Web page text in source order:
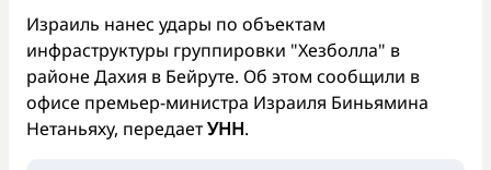
Израиль нанес удары по объектам
инфраструктуры группировки "Хезболла" в
районе Дахия в Бейруте. Об этом сообщили в
офисе премьер-министра Израиля Биньямина
Нетаньяху, передаетУНН.